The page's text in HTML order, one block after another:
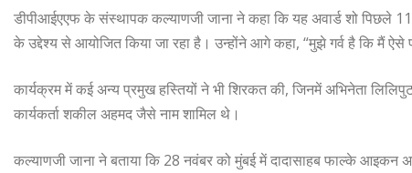
डीपीआईएएफ के संस्थापक कल्याणजी जाना ने कहा कि यह अवार्ड शो पिछले 11
के उद्देश्य से आयोजित किया जा रहा है। उन्होंने आगे कहा, “मुझे गर्व है कि मैं ऐसे
कार्यक्रम में कई अन्य प्रमुख हस्तियों ने भी शिरकत की, जिनमें अभिनेता
कार्यकर्ता शकील अहमद जैसे नाम शामिल थे।
कल्याणजी जाना ने बताया कि 28 नवंबर को मुंबई में दादासाहब फाल्के